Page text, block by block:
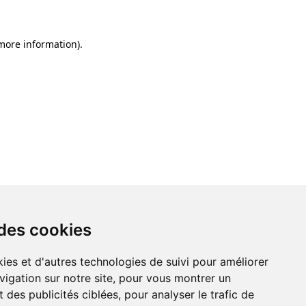
cookies
et d'autres technologies de suivi pour améliorer
sur notre site, pour vous montrer un
des publicités ciblées, pour analyser le trafic de
information).